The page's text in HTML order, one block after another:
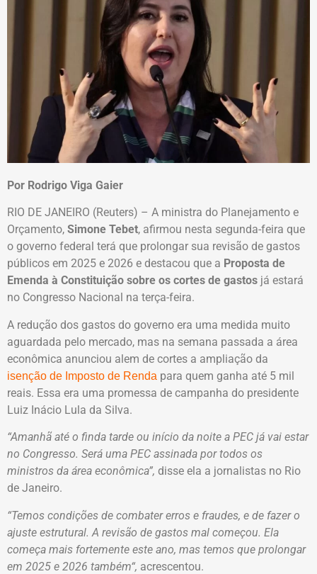
Por Rodrigo Viga Gaier
RIO DE JANEIRO (Reuters) – A ministra do Planejamento e
Orçamento, Simone Tebet, afirmou nesta segunda-feira que
o governo federal terá que prolongar sua revisão de gastos
públicos em 2025 e 2026 e destacou que a Proposta de
Emenda à Constituição sobre os cortes de gastos já estará
no Congresso Nacional na terça-feira.
A redução dos gastos do governo era uma medida muito
aguardada pelo mercado, mas na semana passada a área
econômica anunciou alem de cortes a ampliação da
isenção de Imposto de Renda para quem ganha até 5 mil
reais. Essa era uma promessa de campanha do presidente
Luiz Inácio Lula da Silva.
“Amanhã até o finda tarde ou início da noite a PEC já vai estar
no Congresso. Será uma PEC assinada por todos os
ministros da área econômica”, disse ela a jornalistas no Rio
de Janeiro.
“Temos condições de combater erros e fraudes, e de fazer o
ajuste estrutural. A revisão de gastos mal começou. Ela
começa mais fortemente este ano, mas temos que prolongar
em 2025 e 2026 também“, acrescentou.